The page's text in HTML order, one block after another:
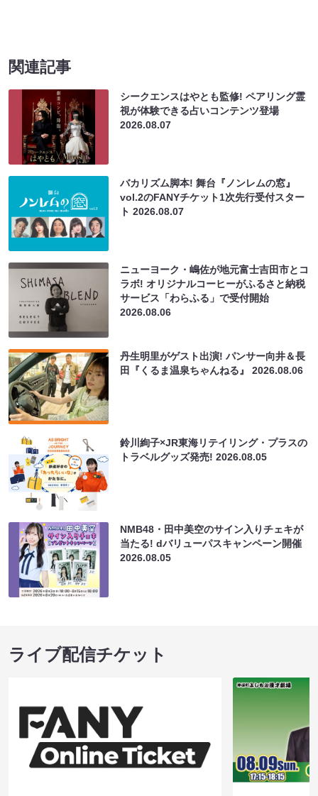
関連記事
シークエンスはやとも監修! ペアリング霊
視が体験できる占いコンテンツ登場
2026.08.07
バカリズム脚本! 舞台『ノンレムの窓』
vol.2のFANYチケット1次先行受付スター
ト2026.08.07
ニューヨーク・嶋佐が地元富士吉田市とコ
ラボ! オリジナルコーヒーがふるさと納税
サービス「わらふる」で受付開始
2026.08.06
丹生明里がゲスト出演! パンサー向井＆長
田『くるま温泉ちゃんねる』2026.08.06
鈴川絢子×JR東海リテイリング・プラスの
トラベルグッズ発売!2026.08.05
NMB48・田中美空のサイン入りチェキが
当たる! dバリューパスキャンペーン開催
2026.08.05
ライブ配信チケット